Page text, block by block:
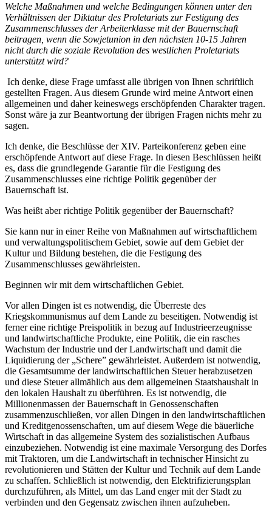
Welche Maßnahmen und welche Bedingungen können unter den
Verhältnissen der Diktatur des Proletariats zur Festigung des
Zusammenschlusses der Arbeiterklasse mit der Bauernschaft
beitragen, wenn die Sowjetunion in den nächsten 10-15 Jahren
nicht durch die soziale Revolution des westlichen Proletariats
unterstützt wird?
Ich denke, diese Frage umfasst alle übrigen von Ihnen schriftlich
gestellten Fragen. Aus diesem Grunde wird meine Antwort einen
allgemeinen und daher keineswegs erschöpfenden Charakter tragen.
Sonst wäre ja zur Beantwortung der übrigen Fragen nichts mehr zu
sagen.
Ich denke, die Beschlüsse der XIV. Parteikonferenz geben eine
erschöpfende Antwort auf diese Frage. In diesen Beschlüssen heißt
es, dass die grundlegende Garantie für die Festigung des
Zusammenschlusses eine richtige Politik gegenüber der
Bauernschaft ist.
Was heißt aber richtige Politik gegenüber der Bauernschaft?
Sie kann nur in einer Reihe von Maßnahmen auf wirtschaftlichem
und verwaltungspolitischem Gebiet, sowie auf dem Gebiet der
Kultur und Bildung bestehen, die die Festigung des
Zusammenschlusses gewährleisten.
Beginnen wir mit dem wirtschaftlichen Gebiet.
Vor allen Dingen ist es notwendig, die Überreste des
Kriegskommunismus auf dem Lande zu beseitigen. Notwendig ist
ferner eine richtige Preispolitik in bezug auf Industrieerzeugnisse
und landwirtschaftliche Produkte, eine Politik, die ein rasches
Wachstum der Industrie und der Landwirtschaft und damit die
Liquidierung der „Schere” gewährleistet. Außerdem ist notwendig,
die Gesamtsumme der landwirtschaftlichen Steuer herabzusetzen
und diese Steuer allmählich aus dem allgemeinen Staatshaushalt in
den lokalen Haushalt zu überführen. Es ist notwendig, die
Millionenmassen der Bauernschaft in Genossenschaften
zusammenzuschließen, vor allen Dingen in den landwirtschaftlichen
und Kreditgenossenschaften, um auf diesem Wege die bäuerliche
Wirtschaft in das allgemeine System des sozialistischen Aufbaus
einzubeziehen. Notwendig ist eine maximale Versorgung des Dorfes
mit Traktoren, um die Landwirtschaft in technischer Hinsicht zu
revolutionieren und Stätten der Kultur und Technik auf dem Lande
zu schaffen. Schließlich ist notwendig, den Elektrifizierungsplan
durchzuführen, als Mittel, um das Land enger mit der Stadt zu
verbinden und den Gegensatz zwischen ihnen aufzuheben.